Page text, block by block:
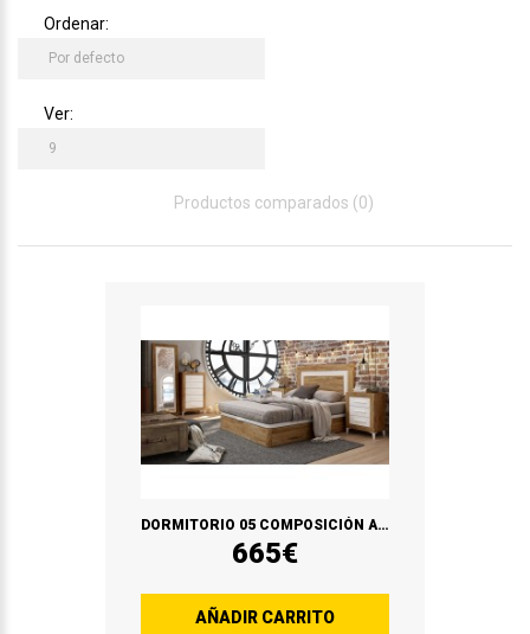
Ordenar:
Ver:
Productos comparados (0)
DORMITORIO 05 COMPOSICIÓN ARTIC/BLANCO SOUL
665€
AÑADIR CARRITO